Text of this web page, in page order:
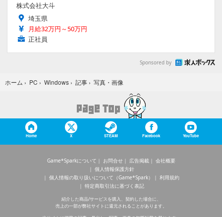
株式会社大斗
埼玉県
月給32万円～50万円
正社員
Sponsored by
ホーム › PC › Windows › 記事 › 写真・画像
Home X STEAM Facebook YouTube
Game*Sparkについて お問合せ 広告掲載
会社概要
個人情報保護方針
個人情報の取り扱いについて（Game*Spark）
利用規約
特定商取引法に基づく表記
紹介した商品/サービスを購入、契約した場合に、
売上の一部が弊社サイトに還元されることがあります。